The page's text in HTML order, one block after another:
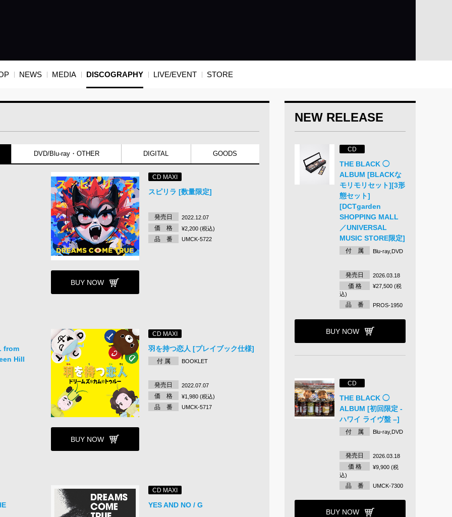
NEWS MEDIA DISCOGRAPHY LIVE/EVENT STORE
DVD/Blu-ray・OTHER DIGITAL GOODS
BUY NOW
CD MAXI
スピリラ [数量限定]
発売日 2022.12.07
価 格 ¥2,200 (税込)
品 番 UMCK-5722
from
Hill
BUY NOW
CD MAXI
羽を持つ恋人 [プレイブック仕様]
付 属 BOOKLET
発売日 2022.07.07
価 格 ¥1,980 (税込)
品 番 UMCK-5717
CD MAXI
YES AND NO / G
NEW RELEASE
CD
THE BLACK ◯
ALBUM [BLACKな
モリモリセット][3形
態セット]
[DCTgarden
SHOPPING MALL
／UNIVERSAL
MUSIC STORE限定]
付 属 Blu-ray,DVD
発売日 2026.03.18
価 格
¥27,500 (税
込)
品 番 PROS-1950
BUY NOW
CD
THE BLACK ◯
ALBUM [初回限定 -
ハワイ ライヴ盤 –]
付 属 Blu-ray,DVD
発売日 2026.03.18
価 格
¥9,900 (税
込)
品 番 UMCK-7300
BUY NOW